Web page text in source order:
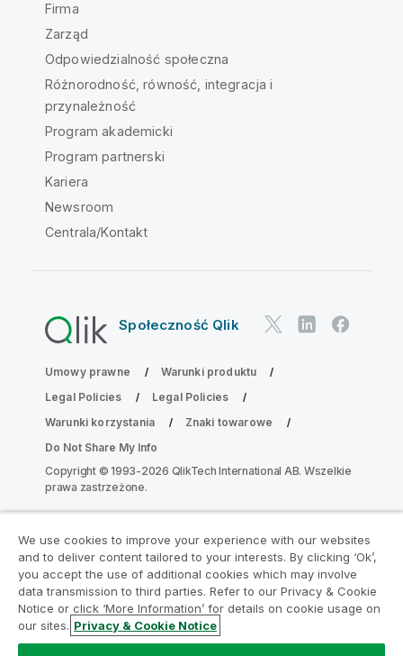
Firma
Zarząd
Odpowiedzialność społeczna
Różnorodność, równość, integracja i
przynależność
Program akademicki
Program partnerski
Kariera
Newsroom
Centrala/Kontakt
Społeczność Qlik
Umowy prawne
Warunki produktu
Legal Policies
Legal Policies
Warunki korzystania
Znaki towarowe
Do Not Share My Info
Copyright © 1993-2026 QlikTech International AB. Wszelkie
prawa zastrzeżone.
Dołącz do Programu Modernizacji
Analityki
Przeprowadź modernizację bez szkody dla Twoich
cennych aplikacji QlikView za pomocą programu
We use cookies to improve your experience with our websites
and to deliver content tailored to your interests. By clicking ‘Ok’,
you accept the use of additional cookies which may involve
data transmission to third parties. Refer to our Privacy & Cookie
Notice or click ‘More Information’ for details on cookie usage on
our sites. Privacy & Cookie Notice